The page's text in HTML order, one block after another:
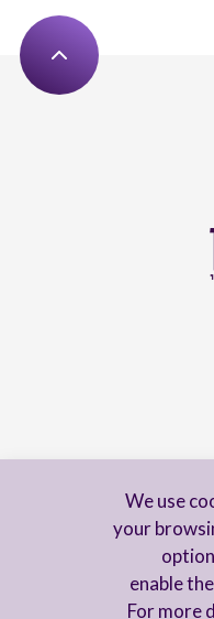
We use
your
enable
For more